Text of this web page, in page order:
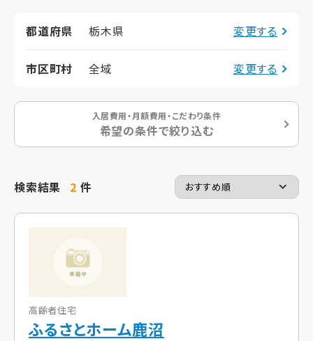
都道府県 栃木県 変更する
市区町村 全域 変更する
入居費用・月額費用・こだわり条件
希望の条件で絞り込む
検索結果 2 件
高齢者住宅
ふるさとホーム鹿沼